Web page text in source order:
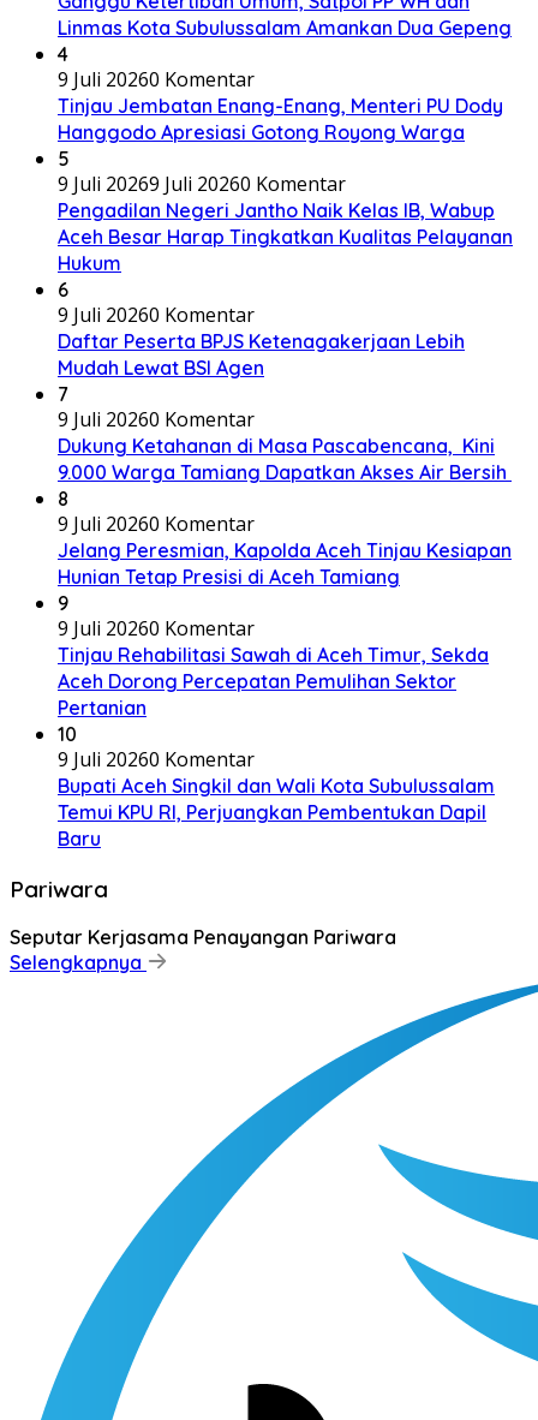
Linmas Kota Subulussalam Amankan Dua Gepeng
4
9 Juli 20260 Komentar
Tinjau Jembatan Enang-Enang, Menteri PU Dody
Hanggodo Apresiasi Gotong Royong Warga
5
9 Juli 20269 Juli 20260 Komentar
Pengadilan Negeri Jantho Naik Kelas IB, Wabup
Aceh Besar Harap Tingkatkan Kualitas Pelayanan
Hukum
6
9 Juli 20260 Komentar
Daftar Peserta BPJS Ketenagakerjaan Lebih
Mudah Lewat BSI Agen
7
9 Juli 20260 Komentar
Dukung Ketahanan di Masa Pascabencana, Kini
9.000 Warga Tamiang Dapatkan Akses Air Bersih
8
9 Juli 20260 Komentar
Jelang Peresmian, Kapolda Aceh Tinjau Kesiapan
Hunian Tetap Presisi di Aceh Tamiang
9
9 Juli 20260 Komentar
Tinjau Rehabilitasi Sawah di Aceh Timur, Sekda
Aceh Dorong Percepatan Pemulihan Sektor
Pertanian
10
9 Juli 20260 Komentar
Bupati Aceh Singkil dan Wali Kota Subulussalam
Temui KPU RI, Perjuangkan Pembentukan Dapil
Baru
Pariwara
Seputar Kerjasama Penayangan Pariwara
Selengkapnya